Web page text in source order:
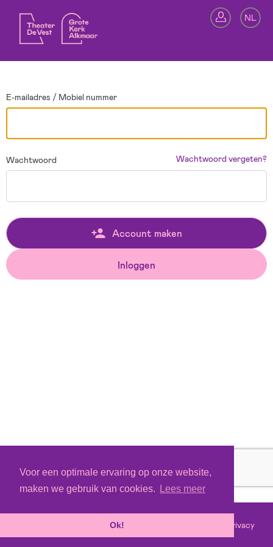
Voor een optimale ervaring op onze website,
maken we gebruik van cookies.
Lees meer
Ok!
NL
E-mailadres / Mobiel nummer
Wachtwoord Wachtwoord vergeten?
Account maken
Inloggen
Tixly Privacy